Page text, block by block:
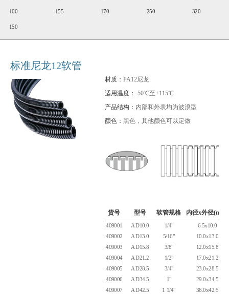
100 155 170 250 320
150
标准尼龙12软管
材质： PA12尼龙
适用温度： -50℃至+115℃
产品结构： 内部和外表均为波浪型
颜色： 黑色，其他颜色可以定做
货号 型号 软管规格 内径x外径(mm)
409001 AD10.0 1/4"
6.5x10.0
409002
AD13.0 5/16"
10.0x13.0
409003
AD15.8 3/8"
12.0x15.8
409004
AD21.2 1/2"
17.0x21.2
409005
AD28.5 3/4"
23.0x28.5
409006
AD34.5 1"
29.0x34.5
409007
AD42.5 1 1/4"
36.0x42.5